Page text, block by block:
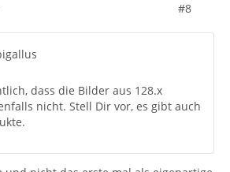
#8
dass die Bilder aus 128.x
nicht. Stell Dir vor, es gibt auch